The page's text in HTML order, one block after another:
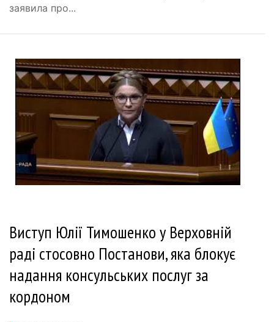
заявила про...
Виступ Юлії Тимошенко у Верховній
раді стосовно Постанови, яка блокує
надання консульських послуг за
кордоном